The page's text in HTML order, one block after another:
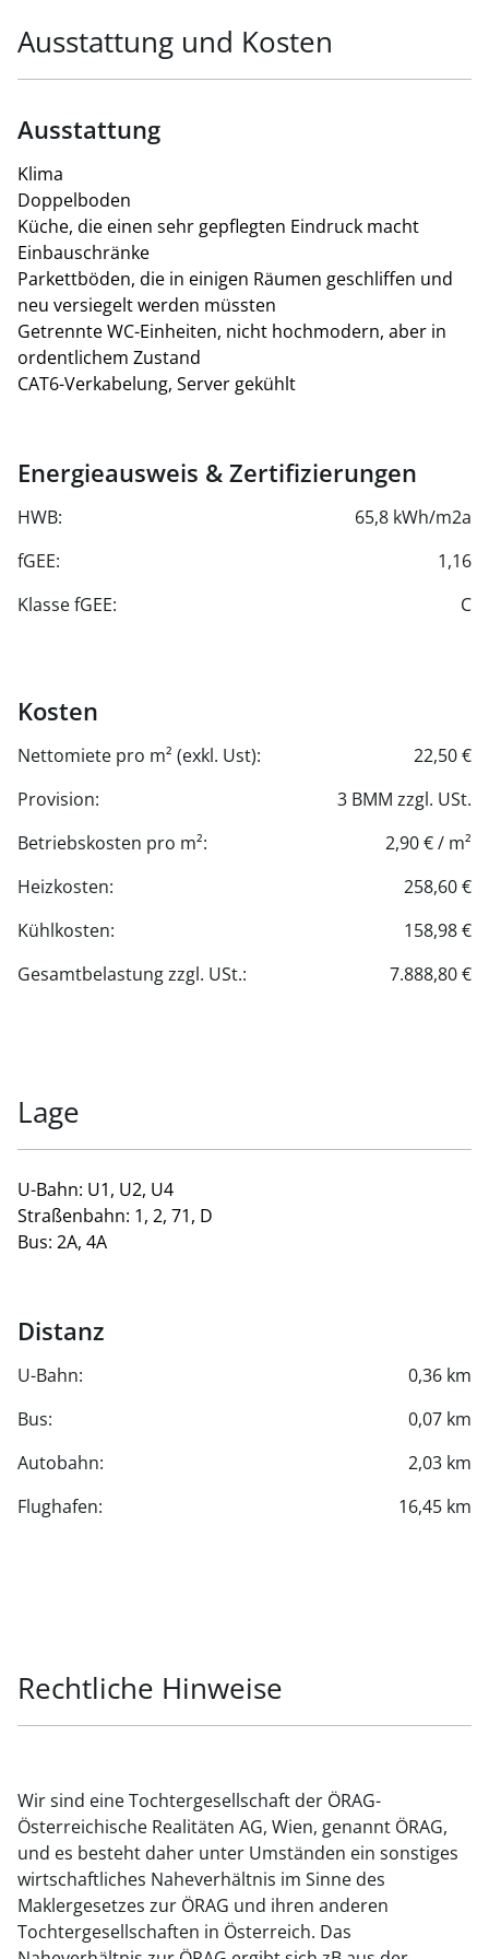
Ausstattung und Kosten
Ausstattung
Klima
Doppelboden
Küche, die einen sehr gepflegten Eindruck macht
Einbauschränke
Parkettböden, die in einigen Räumen geschliffen und
neu versiegelt werden müssten
Getrennte WC-Einheiten, nicht hochmodern, aber in
ordentlichem Zustand
CAT6-Verkabelung, Server gekühlt
Energieausweis & Zertifizierungen
HWB:
65,8 kWh/m2a
fGEE:
1,16
Klasse fGEE:
C
Kosten
Nettomiete pro m² (exkl. Ust):
22,50 €
Provision:
3 BMM zzgl. USt.
Betriebskosten pro m²:
2,90 € / m²
Heizkosten:
258,60 €
Kühlkosten:
158,98 €
Gesamtbelastung zzgl. USt.:
7.888,80 €
Lage
U-Bahn: U1, U2, U4
Straßenbahn: 1, 2, 71, D
Bus: 2A, 4A
Distanz
U-Bahn:
0,36 km
Bus:
0,07 km
Autobahn:
2,03 km
Flughafen:
16,45 km
Rechtliche Hinweise
Wir sind eine Tochtergesellschaft der ÖRAG-
Österreichische Realitäten AG, Wien, genannt ÖRAG,
und es besteht daher unter Umständen ein sonstiges
wirtschaftliches Naheverhältnis im Sinne des
Maklergesetzes zur ÖRAG und ihren anderen
Tochtergesellschaften in Österreich. Das